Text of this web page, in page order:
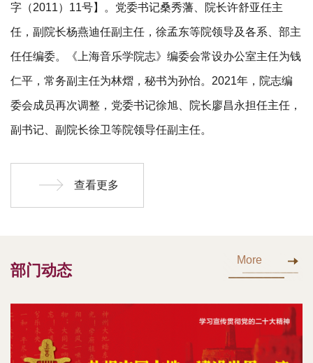
字（2011）11号】。党委书记桑秀藩、院长许舒亚任主
任，副院长杨燕迪任副主任，徐孟东等院领导及各系、部主
任任编委。《上海音乐学院志》编委会常设办公室主任为钱
仁平，常务副主任为林熠，秘书为孙怡。2021年，院志编
委会成员再次调整，党委书记徐旭、院长廖昌永担任主任，
副书记、副院长徐卫等院领导任副主任。
查看更多
部门动态
More